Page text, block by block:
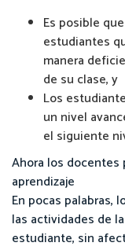
Es posible
estudiantes
manera
de su clase, y
Los
un nivel
el siguiente
Ahora los
aprendizaje
En pocas palabras,
las actividades de
estudiante, sin